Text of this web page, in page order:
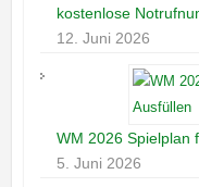
kostenlose
12. Juni 2026
WM 2026 Spielplan
5. Juni 2026